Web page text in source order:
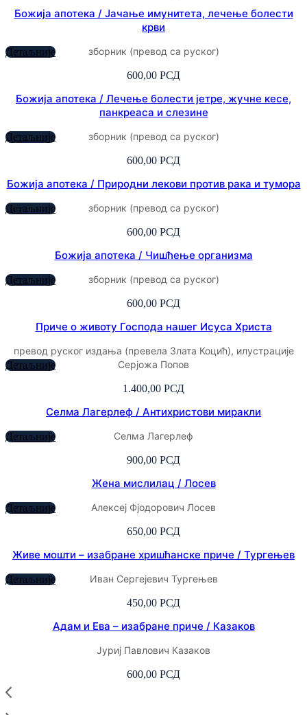
Божија апотека / Јачање имунитета, лечење болести
крви
зборник (превод са руског)
600,00 РСД
Детаљније
Божија апотека / Лечење болести јетре, жучне кесе,
панкреаса и слезине
зборник (превод са руског)
600,00 РСД
Детаљније
Божија апотека / Природни лекови против рака и тумора
зборник (превод са руског)
600,00 РСД
Детаљније
Божија апотека / Чишћење организма
зборник (превод са руског)
600,00 РСД
Детаљније
Приче о животу Господа нашег Исуса Христа
превод руског издања (превела Злата Коцић), илустрације
Серјожа Попов
1.400,00 РСД
Детаљније
Селма Лагерлеф / Антихристови миракли
Селма Лагерлеф
900,00 РСД
Детаљније
Жена мислилац / Лосев
Алексеј Фјодорович Лосев
650,00 РСД
Детаљније
Живе мошти – изабране хришћанске приче / Тургењев
Иван Сергејевич Тургењев
450,00 РСД
Детаљније
Адам и Ева – изабране приче / Казаков
Јуриј Павлович Казаков
600,00 РСД